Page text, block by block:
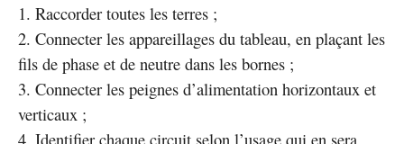
Raccorder toutes les terres ;
Connecter les appareillages du tableau, en plaçant les
fils de phase et de neutre dans les bornes ;
Connecter les peignes d’alimentation horizontaux et
verticaux ;
Identifier chaque circuit selon l’usage qui en sera